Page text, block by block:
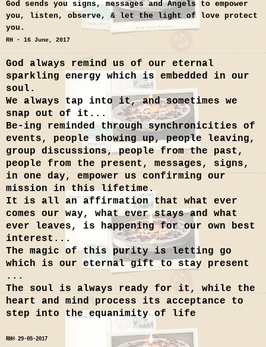
God sends you signs, messages and Angels to empower
you, listen, observe, & let the light of love protect
you.
RH - 16 June, 2017
God always remind us of our eternal
sparkling energy which is embedded in our
soul.
We always tap into it, and sometimes we
snap out of it...
Be-ing reminded through synchronicities of
events, people showing up, people leaving,
group discussions, people from the past,
people from the present, messages, signs,
in one day, empower us confirming our
mission in this lifetime.
It is all an affirmation that what ever
comes our way, what ever stays and what
ever leaves, is happening for our own best
interest...
The magic of this purity is letting go
which is our eternal gift to stay present
...
The soul is always ready for it, while the
heart and mind process its acceptance to
step into the equanimity of life
RH®29-05-2017